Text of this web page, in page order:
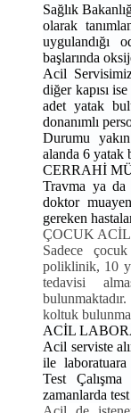
Sağlık
olarak
uygulandığı
başlarında
Acil
diğer kapısı
adet yatak
donanımlı
Durumu
alanda 6 yatak
CERRAHİ
Travma ya da
doktor
gereken
ÇOCUK ACİL
Sadece
poliklinik, 10
tedavisi
koltuk
ACİL
Acil serviste
ile
Test
zamanlarda